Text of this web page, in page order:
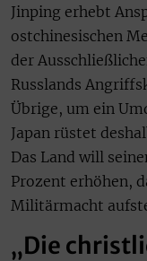
Jinping erhebt
ostchinesischen
der
Russlands
Übrige, um ein
Japan rüstet
Das Land will
Prozent erhöhen,
Militärmacht
„Die